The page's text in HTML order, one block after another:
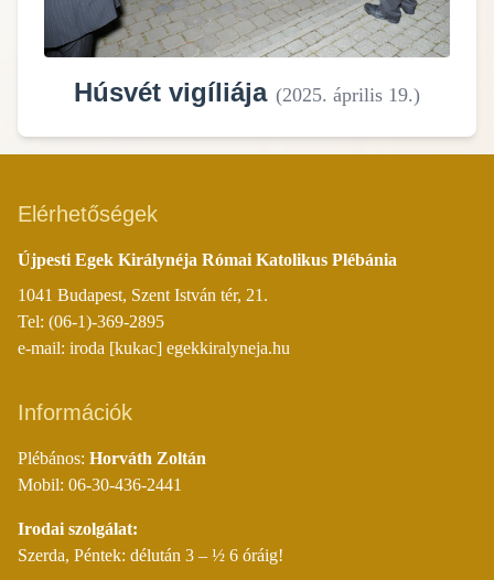
Húsvét vigíliája (2025. április 19.)
Elérhetőségek
Újpesti Egek Királynéja Római Katolikus Plébánia
1041 Budapest, Szent István tér, 21.
Tel: (06-1)-369-2895
e-mail: iroda [kukac] egekkiralyneja.hu
Információk
Plébános: Horváth Zoltán
Mobil: 06-30-436-2441
Irodai szolgálat:
Szerda, Péntek: délután 3 – ½ 6 óráig!